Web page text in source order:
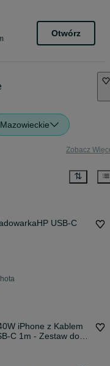
Otwórz
Mazowieckie
Zobacz
USB-C
iPhone z Kablem
C 1m - Zestaw do